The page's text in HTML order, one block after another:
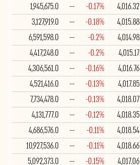
4,016.32
-0.17%
--
1,945,675.0
4,015.88
-0.18%
--
3,127,919.0
4,014.98
-0.2%
--
6,591,598.0
4,015.17
-0.2%
--
4,417,248.0
4,016.76
-0.16%
--
4,306,561.0
4,017.85
-0.13%
--
4,521,416.0
4,018.07
-0.13%
--
7,734,478.0
4,018.35
-0.12%
--
4,131,777.0
4,018.54
-0.11%
--
4,686,576.0
4,018.66
-0.11%
--
10,927,536.0
4,017.06
-0.15%
--
5,092,373.0